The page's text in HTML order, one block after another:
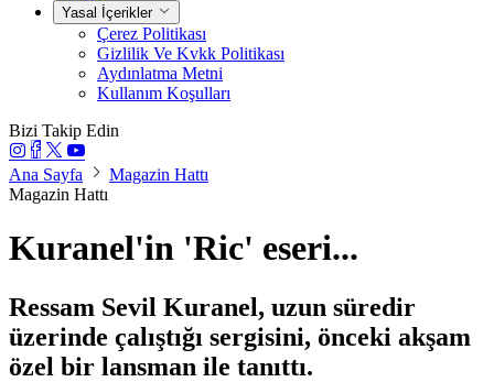
Yasal İçerikler
Çerez Politikası
Gizlilik Ve Kvkk Politikası
Aydınlatma Metni
Kullanım Koşulları
Bizi Takip Edin
Ana Sayfa
Magazin Hattı
Magazin Hattı
Kuranel'in 'Ric' eseri...
Ressam Sevil Kuranel, uzun süredir
üzerinde çalıştığı sergisini, önceki akşam
özel bir lansman ile tanıttı.